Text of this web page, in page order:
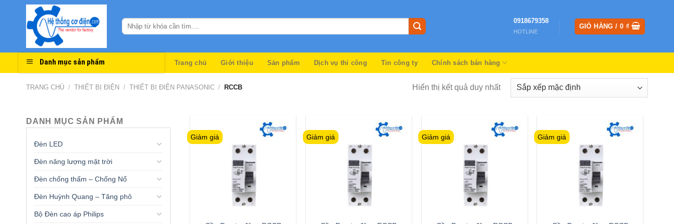
0918679358
HOTLINE
GIỎ HÀNG / 0 ₫
Danh mục sản phẩm Trang chủ Giới thiệu Sản phẩm Dịch vụ thi công Tin công ty Chính sách bán hàng
TRANG CHỦ / THIẾT BỊ ĐIỆN / THIẾT BỊ ĐIỆN PANASONIC / RCCB Hiển thị kết quả duy nhất
DANH MỤC SẢN PHẨM
Đèn LED
Đèn năng lượng mặt trời
Đèn chống thấm – Chống Nổ
Đèn Huỳnh Quang – Tăng phô
Bộ Đèn cao áp Philips
Giảm giá Giảm giá Giảm giá Giảm giá